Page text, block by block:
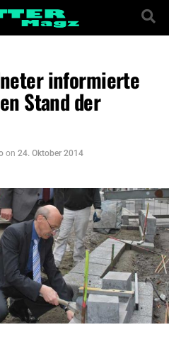
informierte
Stand der
on 24. Oktober 2014